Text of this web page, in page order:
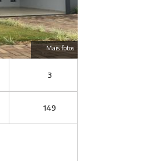
Mais fotos
3
149